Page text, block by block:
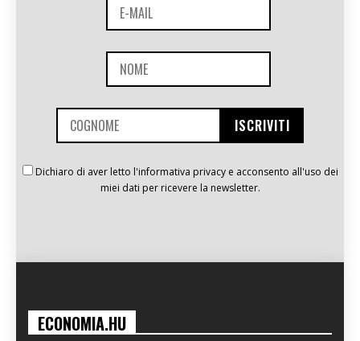
Dichiaro di aver letto l'informativa privacy e acconsento all'uso dei
miei dati per ricevere la newsletter.
ECONOMIA.HU